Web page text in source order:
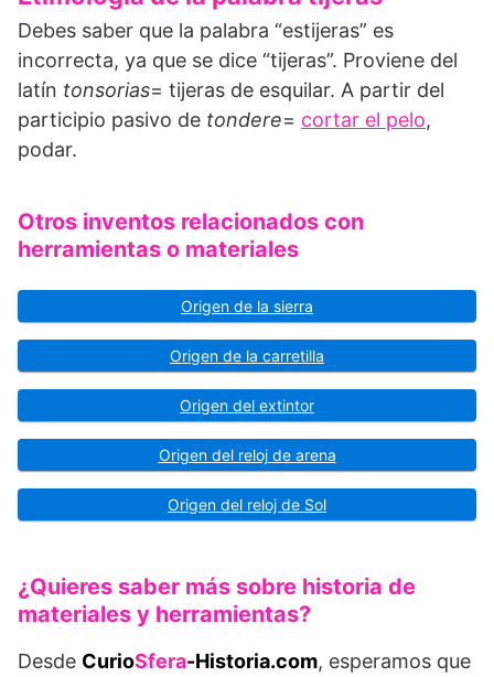
Debes saber que la palabra “estijeras” es
incorrecta, ya que se dice “tijeras”. Proviene del
latín tonsorias= tijeras de esquilar. A partir del
participio pasivo de tondere= cortar el pelo,
podar.
Otros inventos relacionados con
herramientas o materiales
Origen de la sierra
Origen de la carretilla
Origen del extintor
Origen del reloj de arena
Origen del reloj de Sol
¿Quieres saber más sobre historia de
materiales y herramientas?
Desde CurioSfera-Historia.com, esperamos que